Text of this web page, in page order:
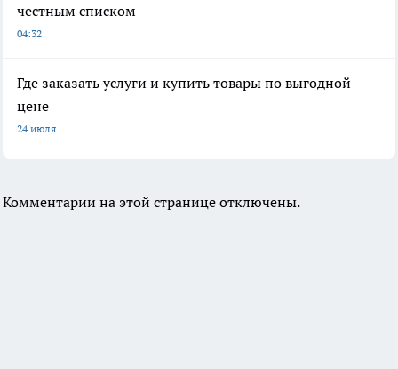
честным списком
04:32
Где заказать услуги и купить товары по выгодной
цене
24 июля
Комментарии на этой странице отключены.